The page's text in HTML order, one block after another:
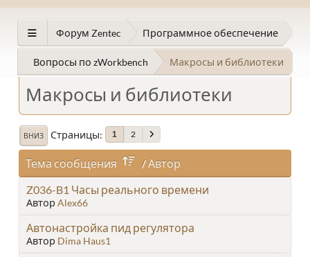
Форум Zentec Программное обеспечение
Вопросы по zWorkbench Макросы и библиотеки
Макросы и библиотеки
ВНИЗ Страницы 1 2
Тема сообщения / Автор
Z036-B1 Часы реального времени
Автор Alex66
Автонастройка пид регулятора
Автор Dima Haus1